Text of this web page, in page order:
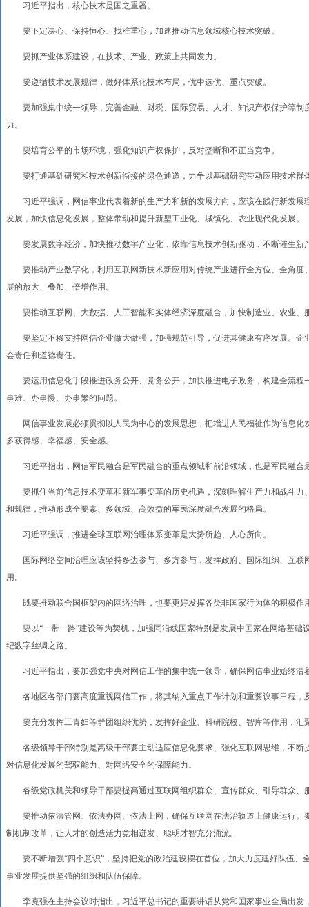
习近平指出，核心技术是国之重器。
要下定决心、保持恒心、找准重心，加速推动信息领域核心技术突破。
要抓产业体系建设，在技术、产业、政策上共同发力。
要遵循技术发展规律，做好体系化技术布局，优中选优、重点突破。
要加强集中统一领导，完善金融、财税、国际贸易、人才、知识产权保护等制
力。
要培育公平的市场环境，强化知识产权保护，反对垄断和不正当竞争。
要打通基础研究和技术创新衔接的绿色通道，力争以基础研究带动应用技术群
习近平强调，网信事业代表着新的生产力和新的发展方向，应该在践行新发展
发展，加快信息化发展，整体带动和提升新型工业化、城镇化、农业现代化发展。
要发展数字经济，加快推动数字产业化，依靠信息技术创新驱动，不断催生新
要推动产业数字化，利用互联网新技术新应用对传统产业进行全方位、全角度
展的放大、叠加、倍增作用。
要推动互联网、大数据、人工智能和实体经济深度融合，加快制造业、农业、
要坚定不移支持网信企业做大做强，加强规范引导，促进其健康有序发展。企
会责任和道德责任。
要运用信息化手段推进政务公开、党务公开，加快推进电子政务，构建全流程
事难、办事慢、办事繁的问题。
网信事业发展必须贯彻以人民为中心的发展思想，把增进人民福祉作为信息化
多获得感、幸福感、安全感。
习近平指出，网信军民融合是军民融合的重点领域和前沿领域，也是军民融合
要抓住当前信息技术变革和新军事变革的历史机遇，深刻理解生产力和战斗力
和规律，推动形成全要素、多领域、高效益的军民深度融合发展的格局。
习近平强调，推进全球互联网治理体系变革是大势所趋、人心所向。
国际网络空间治理应该坚持多边参与、多方参与，发挥政府、国际组织、互联
用。
既要推动联合国框架内的网络治理，也要更好发挥各类非国家行为体的积极作
要以“一带一路”建设等为契机，加强同沿线国家特别是发展中国家在网络基础
纪数字丝绸之路。
习近平指出，要加强党中央对网信工作的集中统一领导，确保网信事业始终沿
各地区各部门要高度重视网信工作，将其纳入重点工作计划和重要议事日程，
要充分发挥工青妇等群团组织优势，发挥好企业、科研院校、智库等作用，汇
各级领导干部特别是高级干部要主动适应信息化要求、强化互联网思维，不断
对信息化发展的驾驭能力、对网络安全的保障能力。
各级党政机关和领导干部要提高通过互联网组织群众、宣传群众、引导群众、
要推动依法管网、依法办网、依法上网，确保互联网在法治轨道上健康运行。
制机制改革，让人才的创造活力竞相迸发、聪明才智充分涌流。
要不断增强“四个意识”，坚持把党的政治建设摆在首位，加大力度建好队伍、
事业发展提供坚强的组织和队伍保障。
李克强在主持会议时指出，习近平总书记的重要讲话从党和国家事业全局出发